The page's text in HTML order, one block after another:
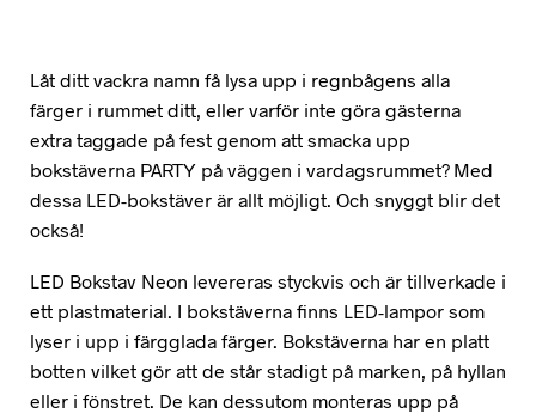
Låt ditt vackra namn få lysa upp i regnbågens alla
färger i rummet ditt, eller varför inte göra gästerna
extra taggade på fest genom att smacka upp
bokstäverna PARTY på väggen i vardagsrummet? Med
dessa LED-bokstäver är allt möjligt. Och snyggt blir det
också!
LED Bokstav Neon levereras styckvis och är tillverkade i
ett plastmaterial. I bokstäverna finns LED-lampor som
lyser i upp i färgglada färger. Bokstäverna har en platt
botten vilket gör att de står stadigt på marken, på hyllan
eller i fönstret. De kan dessutom monteras upp på